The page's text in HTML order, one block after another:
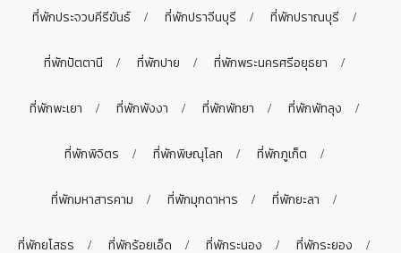
ที่พักประจวบคีรีขันธ์ ที่พักปราจีนบุรี ที่พักปราณบุรี
ที่พักปัตตานี ที่พักปาย ที่พักพระนครศรีอยุธยา
ที่พักพะเยา ที่พักพังงา ที่พักพัทยา ที่พักพัทลุง
ที่พักพิจิตร ที่พักพิษณุโลก ที่พักภูเก็ต
ที่พักมหาสารคาม ที่พักมุกดาหาร ที่พักยะลา
ที่พักยโสธร ที่พักร้อยเอ็ด ที่พักระนอง ที่พักระยอง